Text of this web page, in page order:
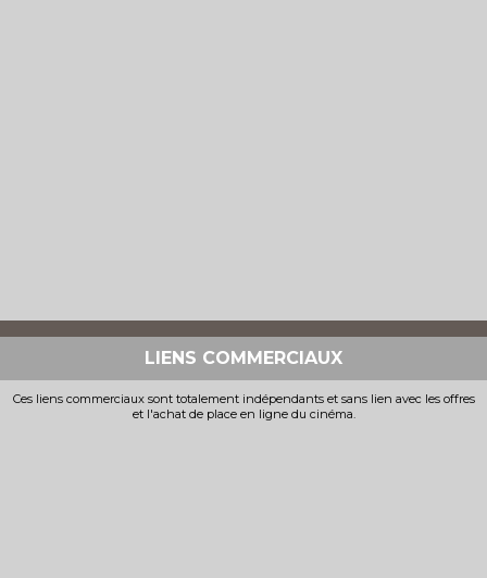
LIENS COMMERCIAUX
Ces liens commerciaux sont totalement indépendants et sans lien avec les offres
et l'achat de place en ligne du cinéma.